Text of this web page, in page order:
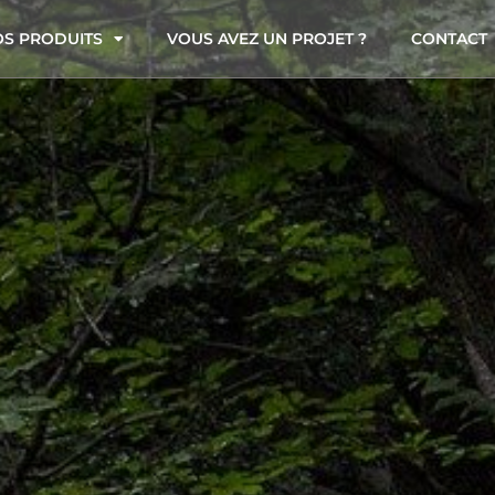
PRODUITS VOUS AVEZ UN PROJET ? CONTACT